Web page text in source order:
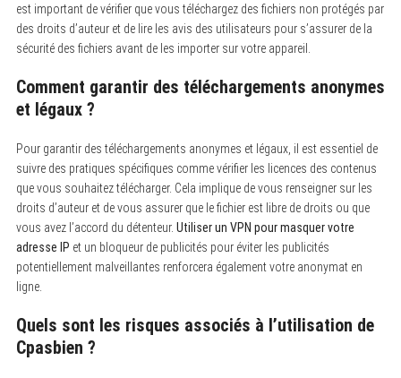
est important de vérifier que vous téléchargez des fichiers non protégés par
des droits d’auteur et de lire les avis des utilisateurs pour s’assurer de la
sécurité des fichiers avant de les importer sur votre appareil.
Comment garantir des téléchargements anonymes
et légaux ?
Pour garantir des téléchargements anonymes et légaux, il est essentiel de
suivre des pratiques spécifiques comme vérifier les licences des contenus
que vous souhaitez télécharger. Cela implique de vous renseigner sur les
droits d’auteur et de vous assurer que le fichier est libre de droits ou que
vous avez l’accord du détenteur. Utiliser un VPN pour masquer votre
adresse IP et un bloqueur de publicités pour éviter les publicités
potentiellement malveillantes renforcera également votre anonymat en
ligne.
Quels sont les risques associés à l’utilisation de
Cpasbien ?